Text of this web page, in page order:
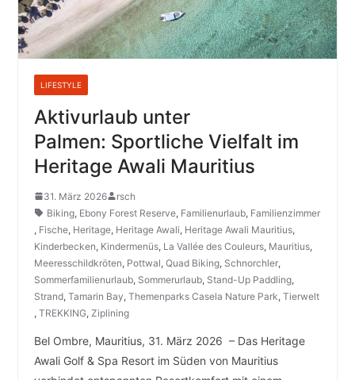
LIFESTYLE
Aktivurlaub unter
Palmen: Sportliche Vielfalt im
Heritage Awali Mauritius
31. März 2026
rsch
Biking, Ebony Forest Reserve, Familienurlaub, Familienzimmer
, Fische, Heritage, Heritage Awali, Heritage Awali Mauritius,
Kinderbecken, Kindermenüs, La Vallée des Couleurs, Mauritius,
Meeresschildkröten, Pottwal, Quad Biking, Schnorchler,
Sommerfamilienurlaub, Sommerurlaub, Stand-Up Paddling,
Strand, Tamarin Bay, Themenparks Casela Nature Park, Tierwelt
, TREKKING, Ziplining
Bel Ombre, Mauritius, 31. März 2026 – Das Heritage
Awali Golf & Spa Resort im Süden von Mauritius